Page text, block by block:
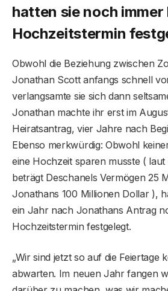
hatten sie noch immer
Hochzeitstermin
Obwohl die Beziehung zwischen
Jonathan Scott anfangs schnell
verlangsamte sie sich dann
Jonathan machte ihr erst im
Heiratsantrag, vier Jahre nach
Ebenso merkwürdig: Obwohl
eine Hochzeit sparen musste (
beträgt Deschanels Vermögen 25
Jonathans 100 Millionen Dollar ),
ein Jahr nach Jonathans Antrag
Hochzeitstermin festgelegt.
„Wir sind jetzt so auf die Feiertage
abwarten. Im neuen Jahr fangen